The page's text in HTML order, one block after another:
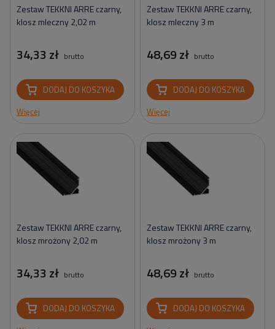
Zestaw TEKKNI ARRE czarny,
klosz mleczny 2,02 m
34,33 zł brutto
DODAJ DO KOSZYKA
Więcej
Zestaw TEKKNI ARRE czarny,
klosz mleczny 3 m
48,69 zł brutto
DODAJ DO KOSZYKA
Więcej
Zestaw TEKKNI ARRE czarny,
klosz mrożony 2,02 m
34,33 zł brutto
DODAJ DO KOSZYKA
Zestaw TEKKNI ARRE czarny,
klosz mrożony 3 m
48,69 zł brutto
DODAJ DO KOSZYKA